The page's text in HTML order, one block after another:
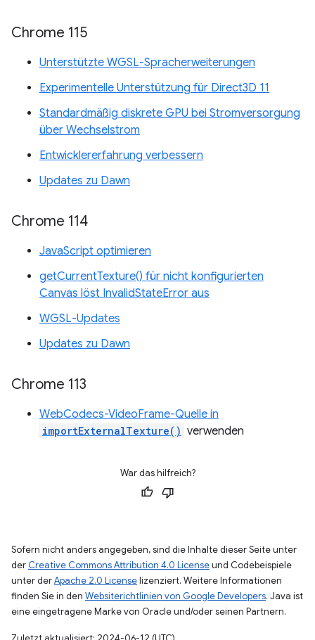
Chrome 115
Unterstützte WGSL-Spracherweiterungen
Experimentelle Unterstützung für Direct3D 11
Standardmäßig diskrete GPU bei Stromversorgung
über Wechselstrom
Entwicklererfahrung verbessern
Updates zu Dawn
Chrome 114
JavaScript optimieren
getCurrentTexture() für nicht konfigurierten
Canvas löst InvalidStateError aus
WGSL-Updates
Updates zu Dawn
Chrome 113
WebCodecs-VideoFrame-Quelle in
importExternalTexture() verwenden
War das hilfreich?
Sofern nicht anders angegeben, sind die Inhalte dieser Seite unter
der Creative Commons Attribution 4.0 Licenseund Codebeispiele
unter derApache 2.0 Licenselizenziert. Weitere Informationen
finden Sie in den Websiterichtlinien von Google Developers. Java ist
eine eingetragene Marke von Oracle und/oder seinen Partnern.